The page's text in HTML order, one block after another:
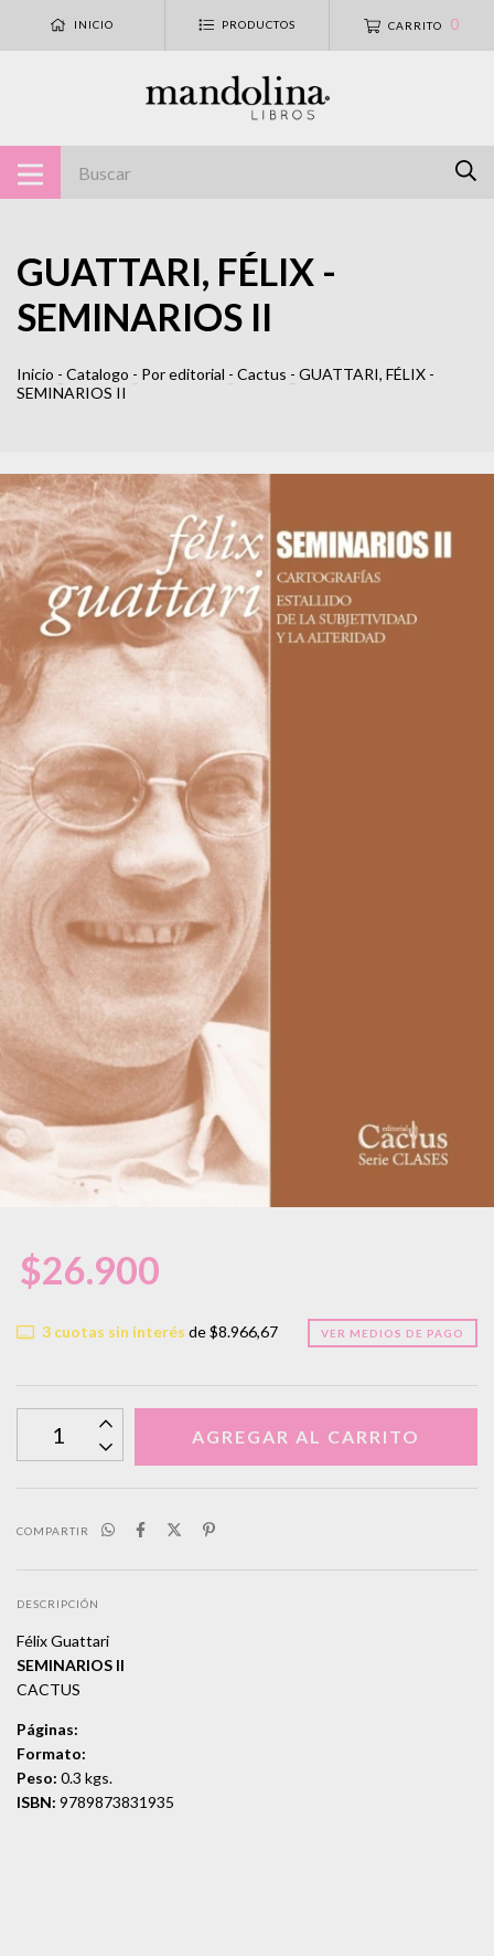
INICIO PRODUCTOS CARRITO 0
GUATTARI, FÉLIX -
SEMINARIOS II
Inicio - Catalogo - Por editorial - Cactus - GUATTARI, FÉLIX -
SEMINARIOS II
$26.900
3cuotas sin interés de$8.966,67 VER MEDIOS DE PAGO
COMPARTIR
DESCRIPCIÓN
Félix Guattari
SEMINARIOS II
CACTUS
Páginas:
Formato:
Peso: 0.3 kgs.
ISBN: 9789873831935